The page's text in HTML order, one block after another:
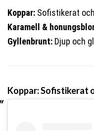
Koppar: Sofistikerat
Karamell &
Gyllenbrunt: Djup och
Koppar: Sofistikerat